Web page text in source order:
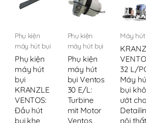
Phụ kiện
máy hút bụi
Phụ kiện
máy hút
bụi
KRANZLE
VENTOS:
Đầu hút
bụi khe
Phụ kiện
máy hút bụi
Phụ kiện
máy hút
bụi Ventos
30 E/L:
Turbine
mit Motor
Ventos
Máy
32 L/
Máy
bụi
ướt cho
nội